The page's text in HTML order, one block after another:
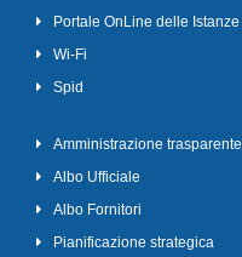
Portale OnLine delle Istanze
Wi-Fi
Spid
Amministrazione trasparente
Albo Ufficiale
Albo Fornitori
Pianificazione strategica